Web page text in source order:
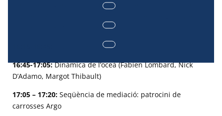
Fleischer-Dogley, Priscilla Coopen, Prerna Roy, Jérôme
Brunel, Didier Zoccola, Heather Kolmadey, Sheena)
16:45-17:05:Dinàmica de l’oceà (Fabien Lombard, Nick
D’Adamo, Margot Thibault)
17:05 – 17:20: Seqüència de mediació: patrocini de
carrosses Argo